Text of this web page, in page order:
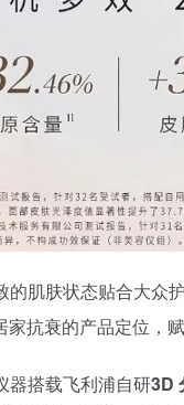
的肌肤状态贴合大众
抗衰的产品定位，
器搭载飞利浦自研3D